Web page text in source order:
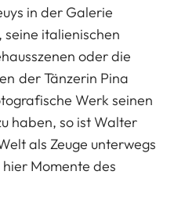
in der Galerie
seine italienischen
oder die
der Tänzerin Pina
Werk seinen
haben, so ist Walter
als Zeuge unterwegs
Momente des